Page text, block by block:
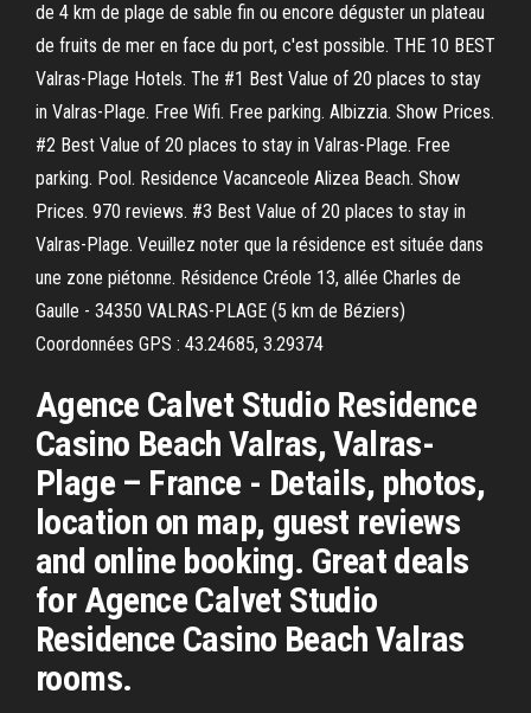
de 4 km de plage de sable fin ou encore déguster un plateau
de fruits de mer en face du port, c'est possible. THE 10 BEST
Valras-Plage Hotels. The #1 Best Value of 20 places to stay
in Valras-Plage. Free Wifi. Free parking. Albizzia. Show Prices.
#2 Best Value of 20 places to stay in Valras-Plage. Free
parking. Pool. Residence Vacanceole Alizea Beach. Show
Prices. 970 reviews. #3 Best Value of 20 places to stay in
Valras-Plage. Veuillez noter que la résidence est située dans
une zone piétonne. Résidence Créole 13, allée Charles de
Gaulle - 34350 VALRAS-PLAGE (5 km de Béziers)
Coordonnées GPS : 43.24685, 3.29374
Agence Calvet Studio Residence
Casino Beach Valras, Valras-
Plage – France - Details, photos,
location on map, guest reviews
and online booking. Great deals
for Agence Calvet Studio
Residence Casino Beach Valras
rooms.